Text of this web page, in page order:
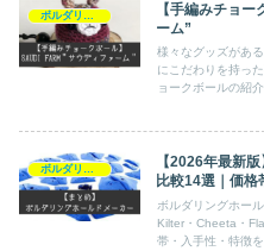
【手編みチョ
ーム”
様々なグッズがあ
にこだわりを持っ
ョークボールの紹
【2026年最新
比較14選｜価格
ボルダリングホー
Kilter・Cheeta・
帯・入手性・特徴